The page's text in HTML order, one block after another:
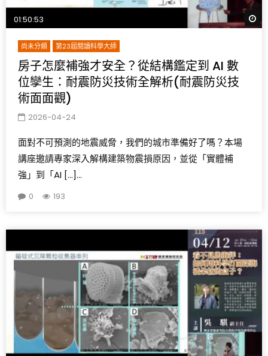
01:50:53
尚未分類 第23屆閱讀科學大師
房子怎麼補強才安全？從結構鑑定到 AI 數
位孿生：耐震防災技術全解析(耐震防災技
術面面觀)
2026-04-24
面對不可預測的地震威脅，我們的城市準備好了嗎？本場
講座邀請專家深入解構建築物震損原因，並從「實體補
強」到「AI […]...
0 193